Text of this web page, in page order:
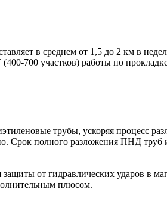
в среднем от 1,5 до 2 км в
700 участков) работы по
трубы, ускоряя процесс
Срок полного разложения ПНД
от гидравлических ударов в
плюсом.